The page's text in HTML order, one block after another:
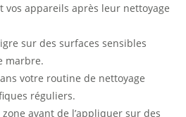
vos appareils après leur nettoyage
sur des surfaces sensibles
marbre.
votre routine de nettoyage
réguliers.
avant de l’appliquer sur des